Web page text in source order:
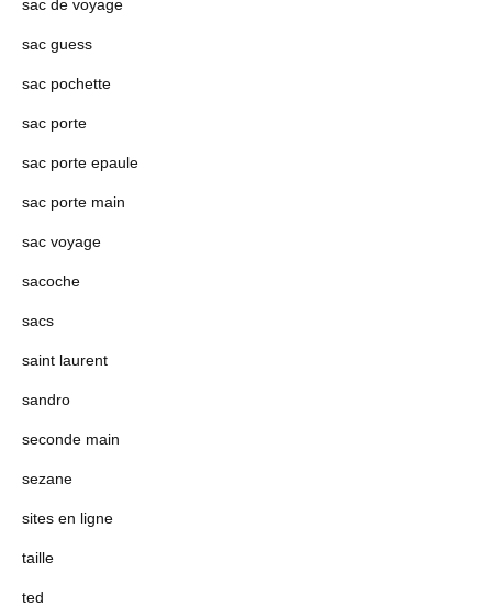
sac de voyage
sac guess
sac pochette
sac porte
sac porte epaule
sac porte main
sac voyage
sacoche
sacs
saint laurent
sandro
seconde main
sezane
sites en ligne
taille
ted